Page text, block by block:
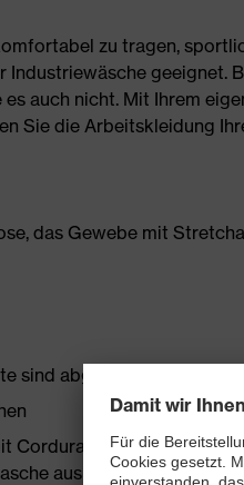
zu tragen,
Industriewäsche geeignet.
es auch nicht. Mit Ihrem
Sie die Arbeitskleidung
das Gewebe mit
sind abgedeckt
Cordura verstärkt,
aus Cordura